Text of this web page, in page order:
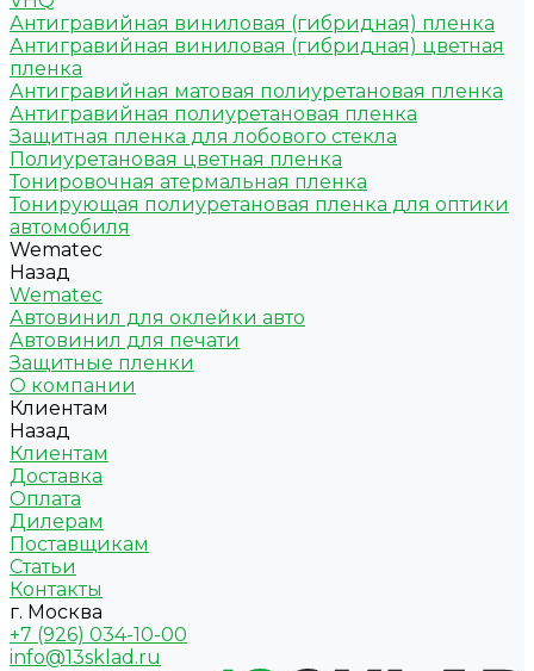
Антигравийная виниловая (гибридная) пленка
Антигравийная виниловая (гибридная) цветная
пленка
Антигравийная матовая полиуретановая пленка
Антигравийная полиуретановая пленка
Защитная пленка для лобового стекла
Полиуретановая цветная пленка
Тонировочная атермальная пленка
Тонирующая полиуретановая пленка для оптики
автомобиля
Wematec
Назад
Wematec
Автовинил для оклейки авто
Автовинил для печати
Защитные пленки
О компании
Клиентам
Назад
Клиентам
Доставка
Оплата
Дилерам
Поставщикам
Статьи
Контакты
г. Москва
+7 (926) 034-10-00
info@13sklad.ru